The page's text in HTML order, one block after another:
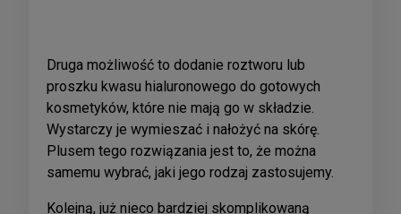
Druga możliwość to dodanie roztworu lub
proszku kwasu hialuronowego do gotowych
kosmetyków, które nie mają go w składzie.
Wystarczy je wymieszać i nałożyć na skórę.
Plusem tego rozwiązania jest to, że można
samemu wybrać, jaki jego rodzaj zastosujemy.
Kolejną, już nieco bardziej skomplikowaną